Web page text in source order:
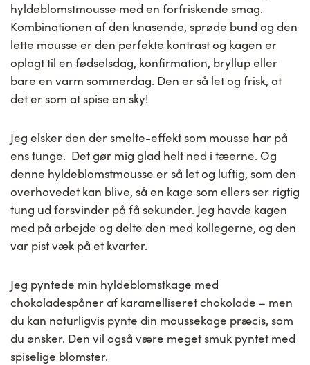
hyldeblomstmousse med en forfriskende smag.
Kombinationen af den knasende, sprøde bund og den
lette mousse er den perfekte kontrast og kagen er
oplagt til en fødselsdag, konfirmation, bryllup eller
bare en varm sommerdag. Den er så let og frisk, at
det er som at spise en sky!
Jeg elsker den der smelte-effekt som mousse har på
ens tunge. Det gør mig glad helt ned i tæerne. Og
denne hyldeblomstmousse er så let og luftig, som den
overhovedet kan blive, så en kage som ellers ser rigtig
tung ud forsvinder på få sekunder. Jeg havde kagen
med på arbejde og delte den med kollegerne, og den
var pist væk på et kvarter.
Jeg pyntede min hyldeblomstkage med
chokoladespåner af karamelliseret chokolade – men
du kan naturligvis pynte din moussekage præcis, som
du ønsker. Den vil også være meget smuk pyntet med
spiselige blomster.